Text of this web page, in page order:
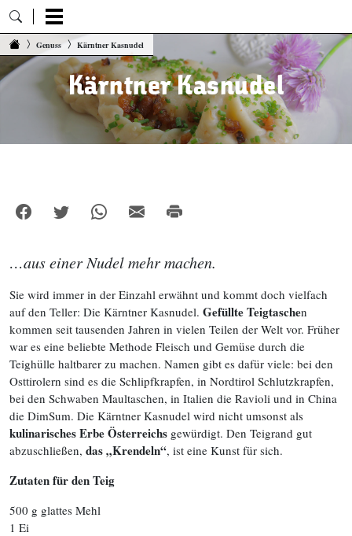
Zum Inhalt springen
Genuss Kärntner Kasnudel
Kärntner Kasnudel
…aus einer Nudel mehr machen.
Sie wird immer in der Einzahl erwähnt und kommt doch vielfach
auf den Teller: Die Kärntner Kasnudel. Gefüllte Teigtaschen
kommen seit tausenden Jahren in vielen Teilen der Welt vor. Früher
war es eine beliebte Methode Fleisch und Gemüse durch die
Teighülle haltbarer zu machen. Namen gibt es dafür viele: bei den
Osttirolern sind es die Schlipfkrapfen, in Nordtirol Schlutzkrapfen,
bei den Schwaben Maultaschen, in Italien die Ravioli und in China
die DimSum. Die Kärntner Kasnudel wird nicht umsonst als
kulinarisches Erbe Österreichs gewürdigt. Den Teigrand gut
abzuschließen, das „Krendeln“, ist eine Kunst für sich.
Zutaten für den Teig
500 g glattes Mehl
1 Ei